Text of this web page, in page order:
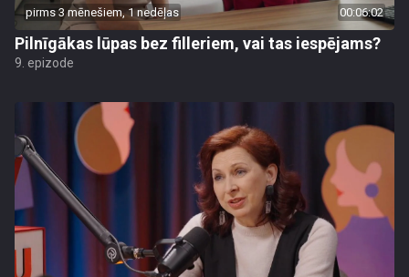
pirms 3 mēnešiem, 1 nedēļas 00:06:02
Pilnīgākas lūpas bez filleriem, vai tas iespējams?
9. epizode